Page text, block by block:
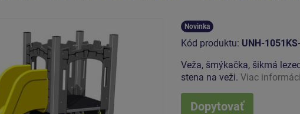
Novinka
Kód produktu: UNH-
Veža, šmýkačka, šikmá
stena na veži. Viac
Dopytovať